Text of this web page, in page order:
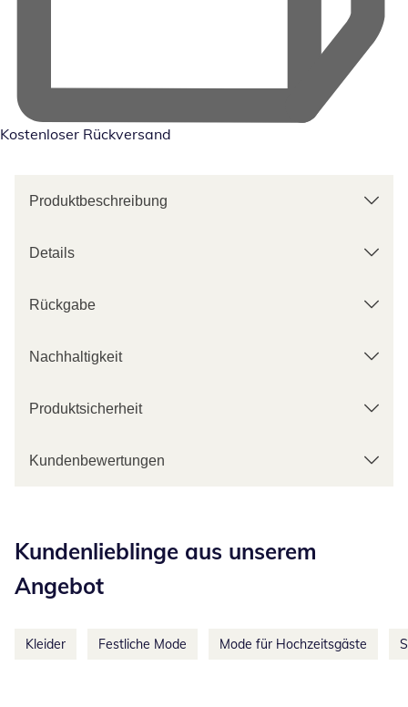
Kostenloser Rückversand
Produktbeschreibung
Details
Rückgabe
Nachhaltigkeit
Produktsicherheit
Kundenbewertungen
Kundenlieblinge aus unserem
Angebot
Kleider Festliche Mode Mode für Hochzeitsgäste